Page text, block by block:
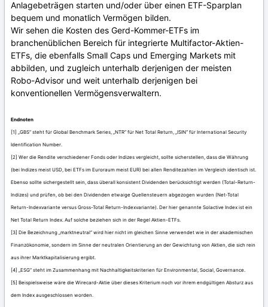
Anlagebeträgen starten und/oder über einen ETF-Sparplan
bequem und monatlich Vermögen bilden.
Wir sehen die Kosten des Gerd-Kommer-ETFs im
branchenüblichen Bereich für integrierte Multifactor-Aktien-
ETFs, die ebenfalls Small Caps und Emerging Markets mit
abbilden, und zugleich unterhalb derjenigen der meisten
Robo-Advisor und weit unterhalb derjenigen bei
konventionellen Vermögensverwaltern.
Endnoten
[1] „GBS“ steht für Global Benchmark Series, „NTR“ für Net Total Return, „ISIN“ für International Security
Identification Number.
[2] Wer die Rendite verschiedener Fonds oder Indizes vergleicht, sollte sicherstellen, dass die Währung
(bei Indizes meist USD, bei ETFs im Euroraum meist EUR) bei allen Renditezahlen im Vergleich identisch ist.
Ebenso sollte sichergestellt sein, dass überall konsistent Dividenden berücksichtigt werden (Total-Return-
Indizes) und prüfen, ob bei den Dividenden etwaige Quellensteuern abgezogen wurden (Net-Total
Return-Indexvariante versus Gross-Total Return-Indexvariante). Der hier genannte Solactive Index ist ein
Net Total Return Index. Auf solche beziehen sich in der Regel Aktien-ETFs.
[3] Die Bezeichnung „marktneutral“ wird hier nicht im gleichen Sinne verwendet wie in der akademischen
Finanzökonomie, sondern im Sinne der neutralen Orientierung an der Gewichtung von Aktien, die sich rein
aus ihrer Marktkapitalisierung ergibt.
[4] „ESG“ steht im Zusammenhang mit Nachhaltigkeitskriterien für Environmental, Social, Governance.
[5] Beispielsweise wäre die Wirecard-Aktie über dieses Kriterium noch vor ihrem endgültigen Absturz aus
dem Index ausgeschlossen worden.